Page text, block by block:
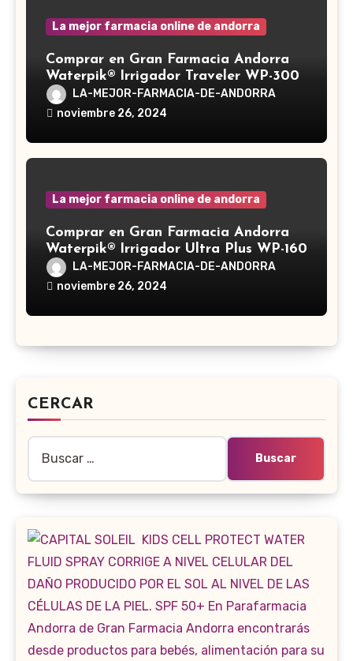
La mejor farmacia online de andorra
Comprar en Gran Farmacia Andorra
Waterpik® Irrigador Traveler WP-300
LA-MEJOR-FARMACIA-DE-ANDORRA
noviembre 26, 2024
La mejor farmacia online de andorra
Comprar en Gran Farmacia Andorra
Waterpik® Irrigador Ultra Plus WP-160
LA-MEJOR-FARMACIA-DE-ANDORRA
noviembre 26, 2024
CERCAR